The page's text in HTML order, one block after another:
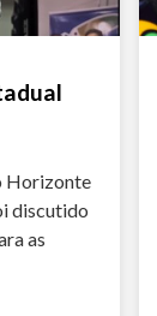
Horizonte
discutido
as